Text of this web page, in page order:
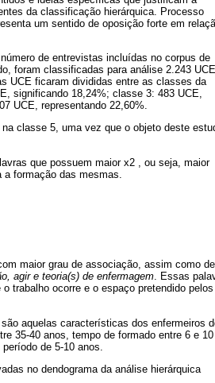
da classificação hierárquica. Processo
um sentido de oposição forte em
de entrevistas incluídas no corpus de
foram classificadas para análise 2.243
UCE ficaram divididas entre as classes da
significando 18,24%; classe 3: 483 UCE,
UCE, representando 22,60%.
classe 5, uma vez que o objeto deste
que possuem maior x2 , ou seja, maior
formação das mesmas.
maior grau de associação, assim como
agir e teoria(s) de enfermagem. Essas
trabalho ocorre e o espaço pretendido pelos
aquelas características dos enfermeiros
35-40 anos, tempo de formado entre 6 e 10
de 5-10 anos.
no dendograma da análise hierárquica